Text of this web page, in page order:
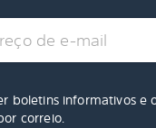
boletins informativos e
correio.